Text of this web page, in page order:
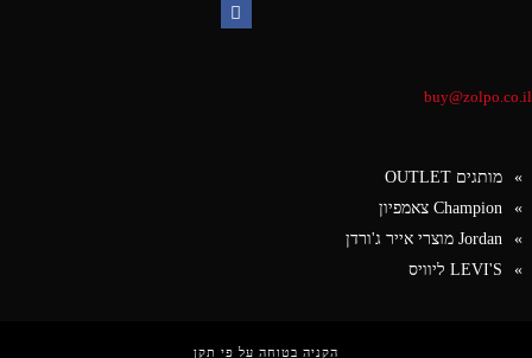
buy@zolpo.co.il
מותגים OUTLET
Champion צאמפיון
Jordan מוצרי אייר ג'ורדן
LEVI'S ליוויס
הקניה בטוחה על פי תקן